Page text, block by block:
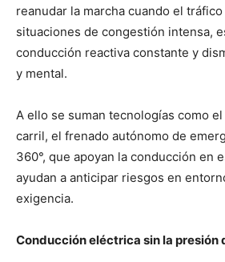
reanudar la marcha cuando el tráfico
situaciones de congestión intensa,
conducción reactiva constante y
y mental.
A ello se suman tecnologías como
carril, el frenado autónomo de
360°, que apoyan la conducción en
ayudan a anticipar riesgos en
exigencia.
Conducción eléctrica sin la presión